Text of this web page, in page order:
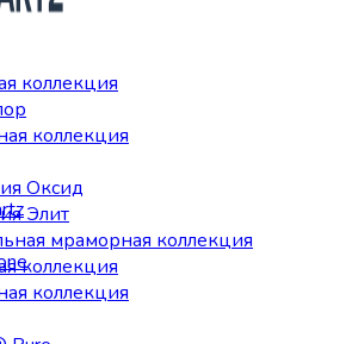
коллекция
коллекция
Оксид
Элит
мраморная коллекция
коллекция
коллекция